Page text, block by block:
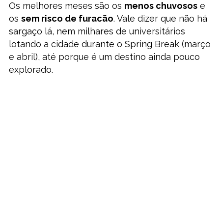
Os melhores meses são os menos chuvosose
os sem risco de furacão. Vale dizer que não há
sargaço lá, nem milhares de universitários
lotando a cidade durante o Spring Break (março
e abril), até porque é um destino ainda pouco
explorado.